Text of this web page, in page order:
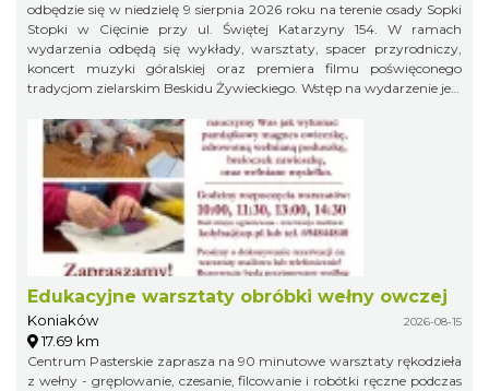
odbędzie się w niedzielę 9 sierpnia 2026 roku na terenie osady Sopki
Stopki w Cięcinie przy ul. Świętej Katarzyny 154. W ramach
wydarzenia odbędą się wykłady, warsztaty, spacer przyrodniczy,
koncert muzyki góralskiej oraz premiera filmu poświęconego
tradycjom zielarskim Beskidu Żywieckiego. Wstęp na wydarzenie jest
Edukacyjne warsztaty obróbki wełny owczej
Koniaków 2026-08-15
17.69 km
Centrum Pasterskie zaprasza na 90 minutowe warsztaty rękodzieła
z wełny - gręplowanie, czesanie, filcowanie i robótki ręczne podczas